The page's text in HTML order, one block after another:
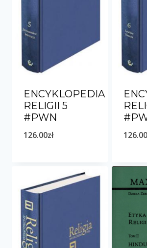
ENCYKLOPEDIA
RELIGII 5
#PWN
126.00zł 126.00